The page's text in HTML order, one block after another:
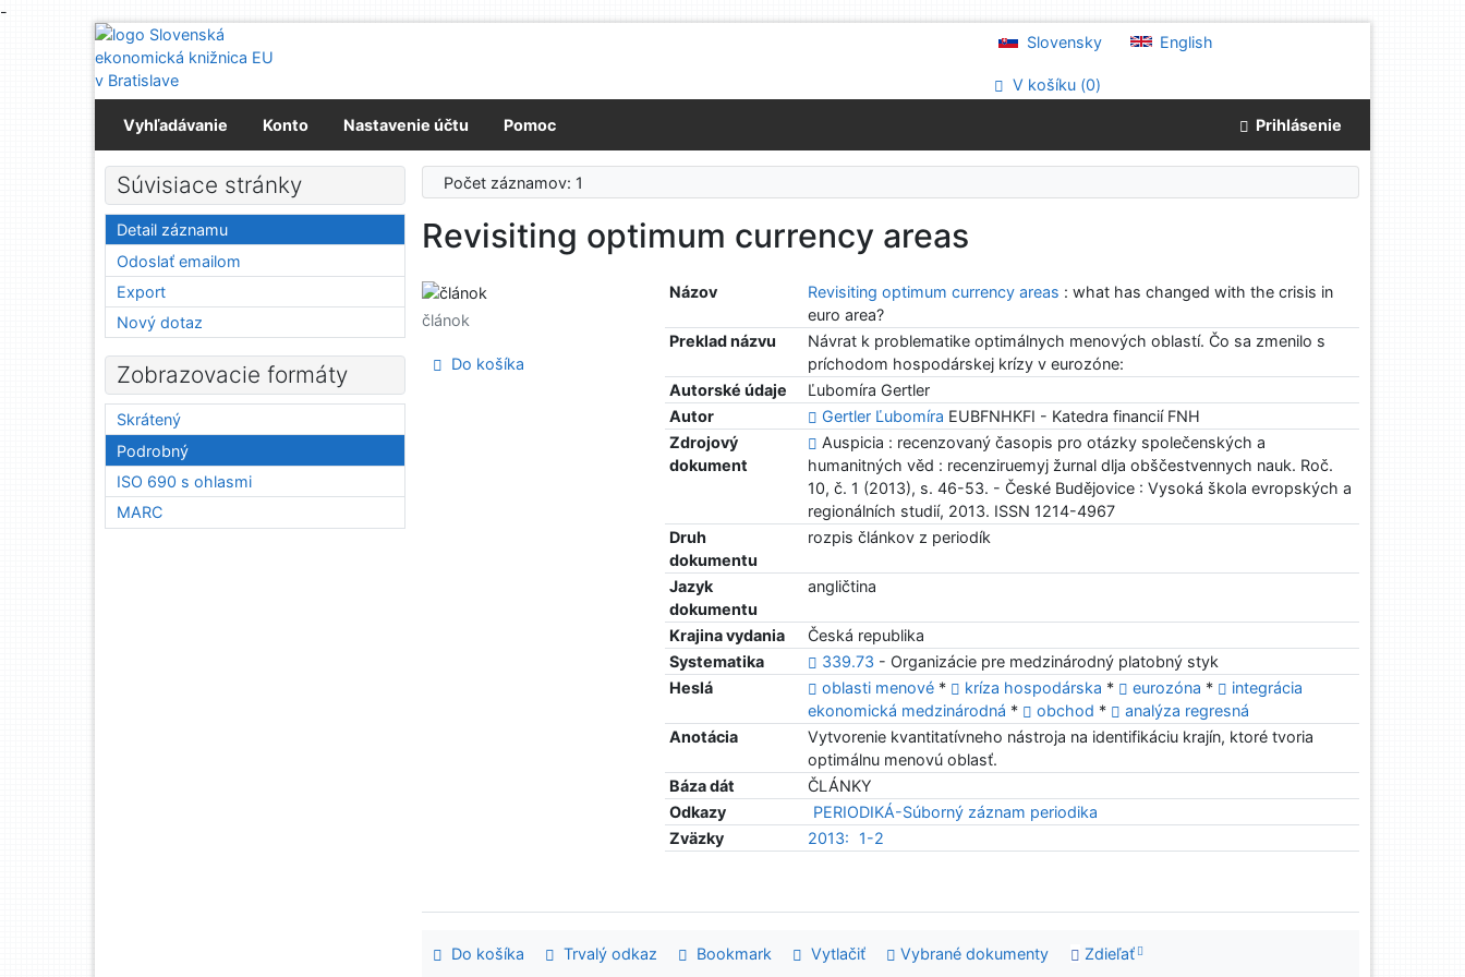
-
Prejsť na obsah
Prejsť na menu
Prehlásenie o webovej prístupnosti
Slovensky English
V košíku (0)
Vyhľadávanie Konto Nastavenie účtu Pomoc Prihlásenie
Počet záznamov: 1
Revisiting optimum currency areas
Názov Revisiting optimum currency areas : what has changed with the crisis in
euro area?
Preklad názvu
Návrat k problematike optimálnych menových oblastí. Čo sa zmenilo s
príchodom hospodárskej krízy v eurozóne:
Autorské údaje
Ľubomíra Gertler
Autor
Gertler Ľubomíra EUBFNHKFI - Katedra financií FNH
Zdrojový
dokument
Auspicia : recenzovaný časopis pro otázky společenských a
humanitných věd : recenziruemyj žurnal dlja obščestvennych nauk. Roč.
10, č. 1 (2013), s. 46-53. - České Budějovice : Vysoká škola evropských a
regionálních studií, 2013. ISSN 1214-4967
Druh
dokumentu
rozpis článkov z periodík
Jazyk
dokumentu
angličtina
Krajina vydania
Česká republika
Systematika
339.73 - Organizácie pre medzinárodný platobný styk
Heslá
oblasti menové * kríza hospodárska * eurozóna *
integrácia
ekonomická medzinárodná * obchod *
analýza regresná
Anotácia
Vytvorenie kvantitatívneho nástroja na identifikáciu krajín, ktoré tvoria
optimálnu menovú oblasť.
Báza dát
ČLÁNKY
Odkazy
PERIODIKÁ-Súborný záznam periodika
Zväzky
2013: 1-2
článok
Do košíka
Do košíka Trvalý odkaz Bookmark Vytlačiť Vybrané dokumenty Zdieľať
Súvisiace stránky
Detail záznamu
Odoslať emailom
Export
Nový dotaz
Zobrazovacie formáty
Skrátený
Podrobný
ISO 690 s ohlasmi
MARC